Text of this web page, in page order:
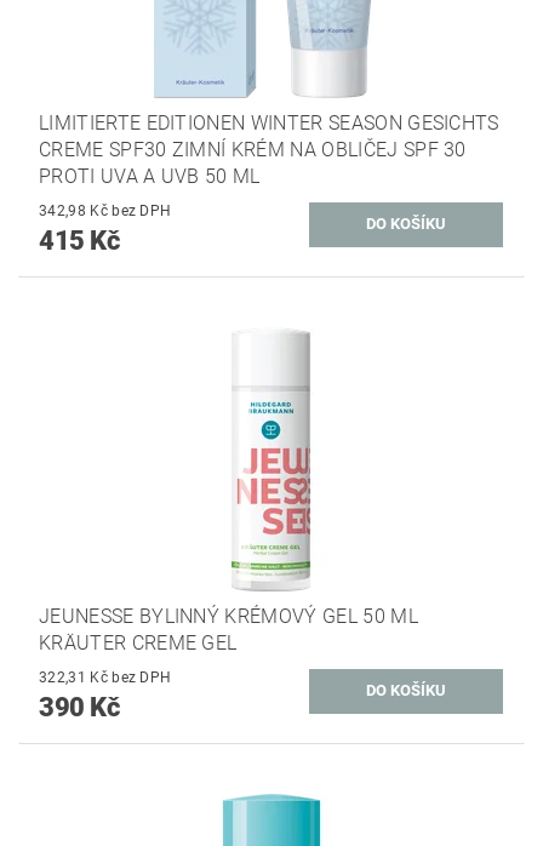
LIMITIERTE EDITIONEN WINTER SEASON GESICHTS
CREME SPF30 ZIMNÍ KRÉM NA OBLIČEJ SPF 30
PROTI UVA A UVB 50 ML
342,98 Kč bez DPH
415 Kč
JEUNESSE BYLINNÝ KRÉMOVÝ GEL 50 ML
KRÄUTER CREME GEL
322,31 Kč bez DPH
390 Kč